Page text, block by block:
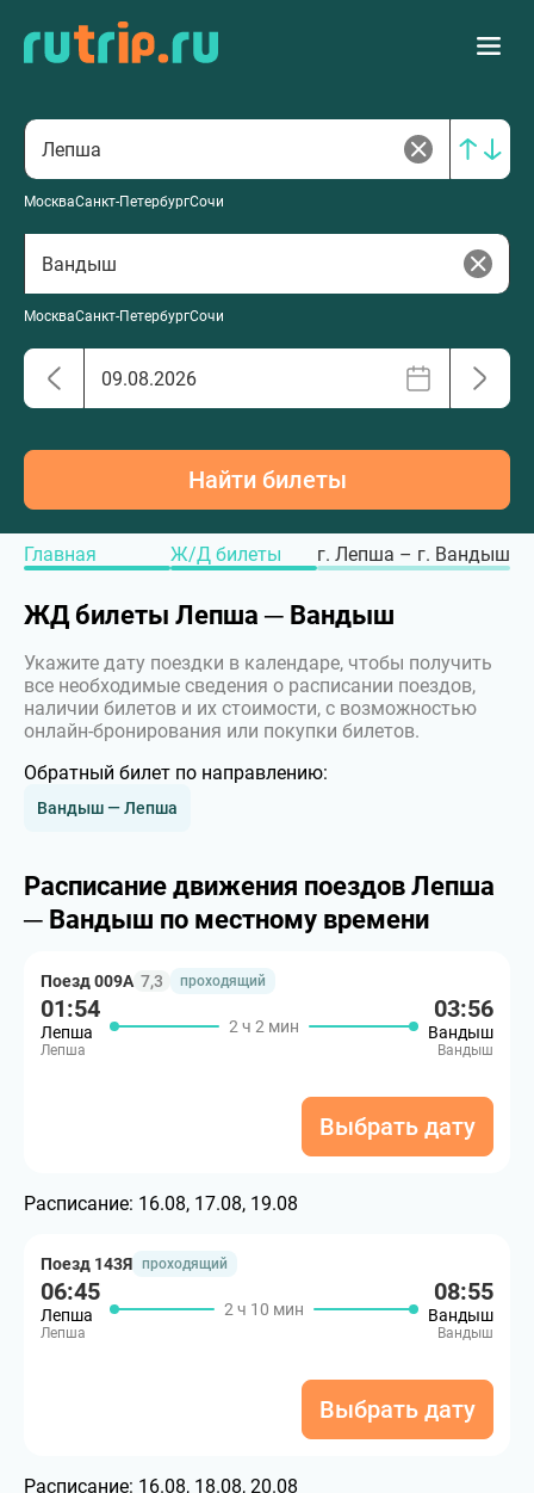
МоскваСанкт-ПетербургСочи
МоскваСанкт-ПетербургСочи
Найти билеты
Главная Ж/Д билеты г. Лепша – г. Вандыш
ЖД билеты Лепша ─ Вандыш
Укажите дату поездки в календаре, чтобы получить
все необходимые сведения о расписании поездов,
наличии билетов и их стоимости, с возможностью
онлайн-бронирования или покупки билетов.
Обратный билет по направлению:
Вандыш — Лепша
Расписание движения поездов Лепша
─ Вандыш по местному времени
Поезд 009А 7,3 проходящий
01:54
Лепша
Лепша
2 ч 2 мин
03:56
Вандыш
Вандыш
Выбрать дату
Расписание: 16.08, 17.08, 19.08
Поезд 143Я проходящий
06:45
Лепша
Лепша
2 ч 10 мин
08:55
Вандыш
Вандыш
Выбрать дату
Расписание: 16.08, 18.08, 20.08